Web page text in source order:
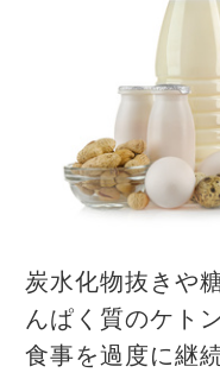
炭水化物抜きや
んぱく質のケト
食事を過度に継